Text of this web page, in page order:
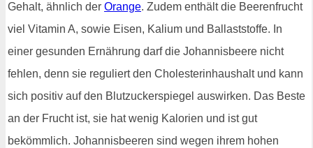
Gehalt, ähnlich der Orange. Zudem enthält die Beerenfrucht
viel Vitamin A, sowie Eisen, Kalium und Ballaststoffe. In
einer gesunden Ernährung darf die Johannisbeere nicht
fehlen, denn sie reguliert den Cholesterinhaushalt und kann
sich positiv auf den Blutzuckerspiegel auswirken. Das Beste
an der Frucht ist, sie hat wenig Kalorien und ist gut
bekömmlich. Johannisbeeren sind wegen ihrem hohen